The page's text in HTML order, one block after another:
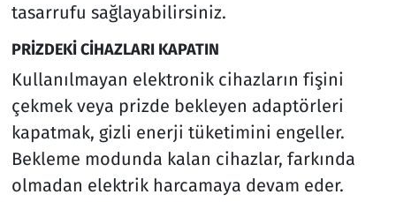
tasarrufu sağlayabilirsiniz.
PRİZDEKİ CİHAZLARI KAPATIN
Kullanılmayan elektronik cihazların fişini
çekmek veya prizde bekleyen adaptörleri
kapatmak, gizli enerji tüketimini engeller.
Bekleme modunda kalan cihazlar, farkında
olmadan elektrik harcamaya devam eder.